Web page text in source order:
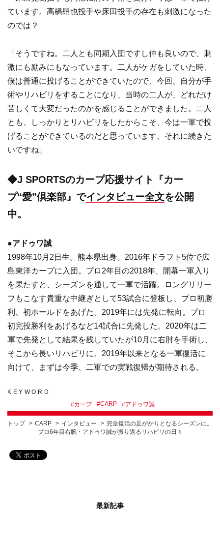
ています。高橋昂也投手や床田投手の存在も刺激になった
のでは？
「そうですね。二人とも同期入団ですし仲も良いので、刺
激にも励みにもなっています。二人がケガをしていた時、
僕は普通に投げることができていたので、今回、自分が手
術やリハビリをすることになり、当時の二人が、どれだけ
苦しくて大変だったのかを感じることができました。二人
とも、しっかりとリハビリをしたからこそ、今は一軍で投
げることができているのだと思っています。それに続きた
いですね」
◆J SPORTSのカープ応援サイト『カー
プ“愛”倶楽部』でインタビュー全文を公開
中。
●アドゥワ誠
1998年10月2日生。熊本県出身。2016年ドラフト5位で広
島東洋カープに入団。プロ2年目の2018年、開幕一軍入り
を果たすと、シーズンを通して一軍で活躍。ロングリリー
フもこなす貴重な中継ぎとして53試合に登板し、プロ初勝
利、初ホールドをあげた。2019年には先発に転向。プロ
初完投勝利をあげるなど14試合に先発した。2020年は二
軍で先発として結果を残していたが10月に右肘を手術し、
そこから長いリハビリに。2019年以来となる一軍復活に
向けて、まずは今季、二軍での実戦復帰が期待される。
KEYWORD
#カープ #CARP #アドゥワ誠
トップ CARP インタビュー
完全復活の足がかりとなるシーズンに。
プロ6年目右腕・アドゥワ誠が振り返るリハビリの日々
最新記事